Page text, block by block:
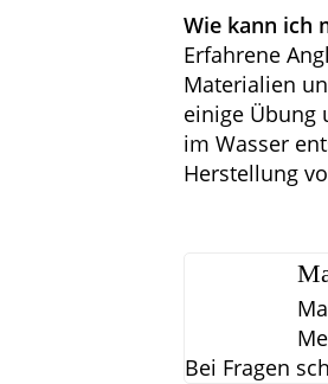
Wie kann ich
Erfahrene
Materialien
einige Übung
im Wasser
Herstellung
Bei Fragen